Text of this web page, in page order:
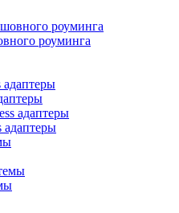
роуминга
адаптеры